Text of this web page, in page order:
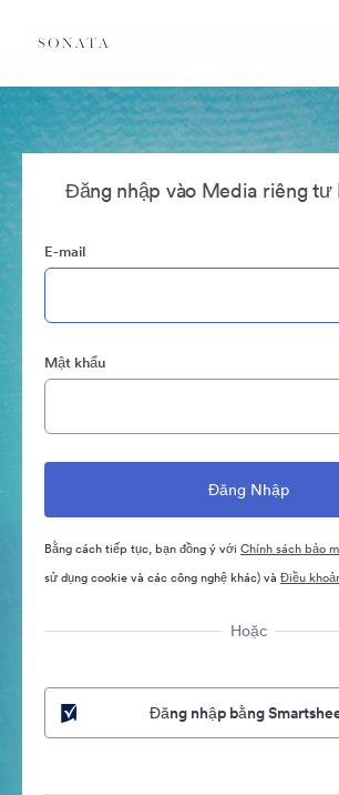
Đăng nhập vào Media riêng tư
E-mail
Mật khẩu
Bằng cách tiếp tục, bạn đồng ý với Chính sách bảo
sử dụng cookie và các công nghệ khác) và Điều
Hoặc
Đăng nhập bằng